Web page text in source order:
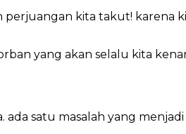
kita takut! karena
yang akan selalu kita
satu masalah yang